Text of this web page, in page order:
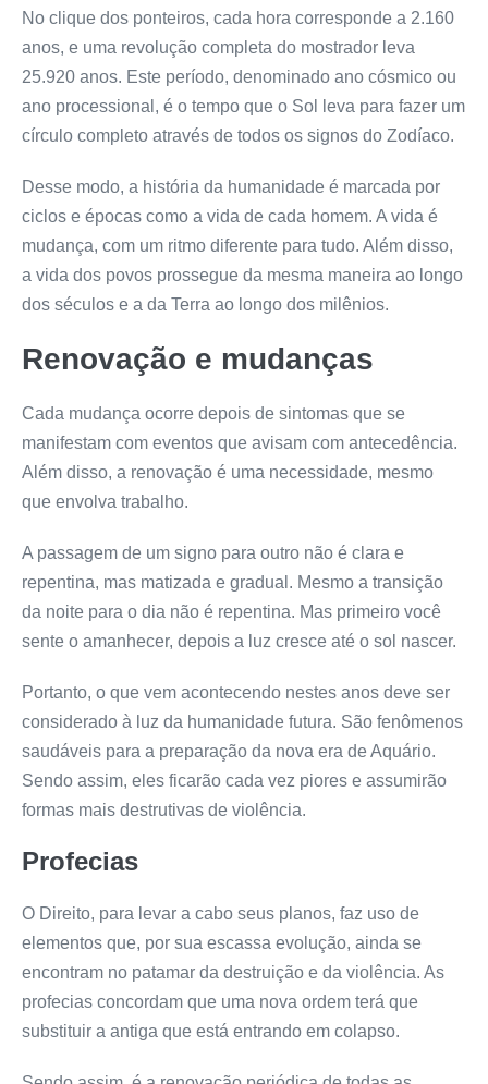
No clique dos ponteiros, cada hora corresponde a 2.160
anos, e uma revolução completa do mostrador leva
25.920 anos. Este período, denominado ano cósmico ou
ano processional, é o tempo que o Sol leva para fazer um
círculo completo através de todos os signos do Zodíaco.
Desse modo, a história da humanidade é marcada por
ciclos e épocas como a vida de cada homem. A vida é
mudança, com um ritmo diferente para tudo. Além disso,
a vida dos povos prossegue da mesma maneira ao longo
dos séculos e a da Terra ao longo dos milênios.
Renovação e mudanças
Cada mudança ocorre depois de sintomas que se
manifestam com eventos que avisam com antecedência.
Além disso, a renovação é uma necessidade, mesmo
que envolva trabalho.
A passagem de um signo para outro não é clara e
repentina, mas matizada e gradual. Mesmo a transição
da noite para o dia não é repentina. Mas primeiro você
sente o amanhecer, depois a luz cresce até o sol nascer.
Portanto, o que vem acontecendo nestes anos deve ser
considerado à luz da humanidade futura. São fenômenos
saudáveis para a preparação da nova era de Aquário.
Sendo assim, eles ficarão cada vez piores e assumirão
formas mais destrutivas de violência.
Profecias
O Direito, para levar a cabo seus planos, faz uso de
elementos que, por sua escassa evolução, ainda se
encontram no patamar da destruição e da violência. As
profecias concordam que uma nova ordem terá que
substituir a antiga que está entrando em colapso.